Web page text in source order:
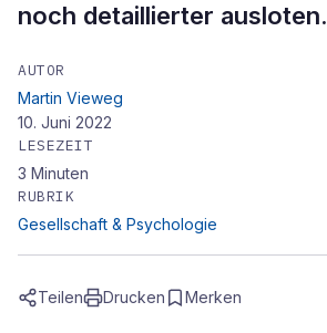
noch detaillierter ausloten.
AUTOR
Martin Vieweg
10. Juni 2022
LESEZEIT
3 Minuten
RUBRIK
Gesellschaft & Psychologie
Teilen Drucken Merken